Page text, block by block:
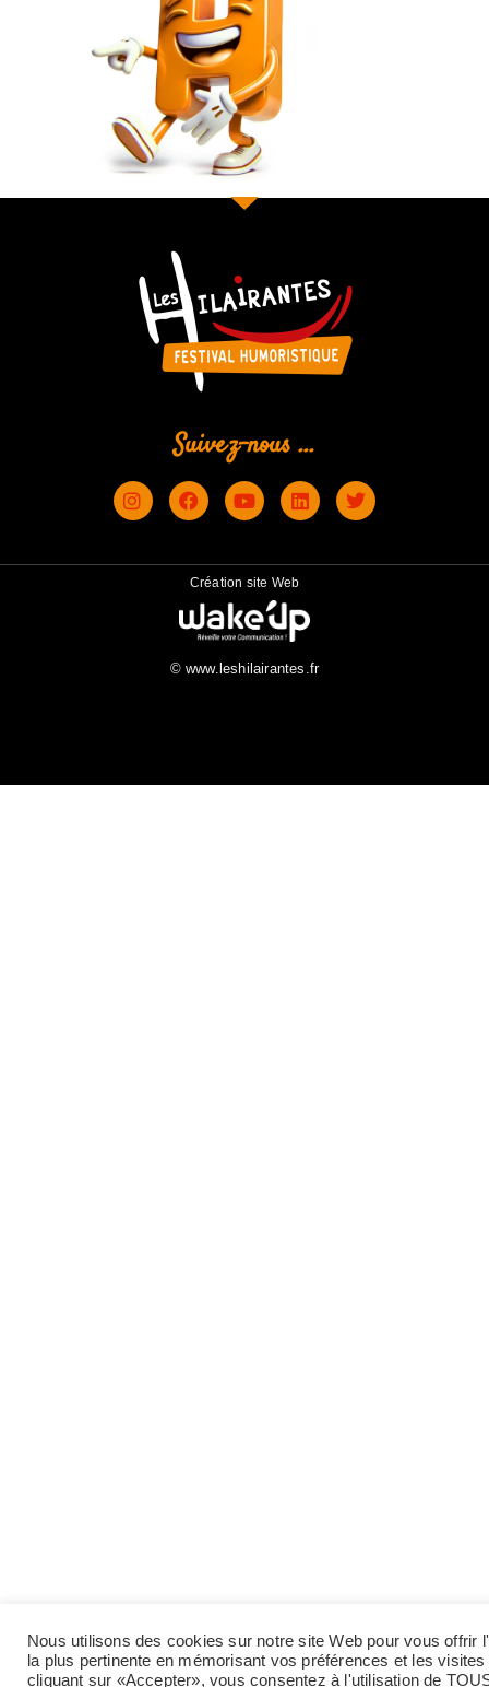
Suivez-nous ...
Création site Web
© www.leshilairantes.fr
Nous utilisons des cookies sur notre site Web pour vous offrir
la plus pertinente en mémorisant vos préférences et les
cliquant sur «Accepter», vous consentez à l'utilisation de